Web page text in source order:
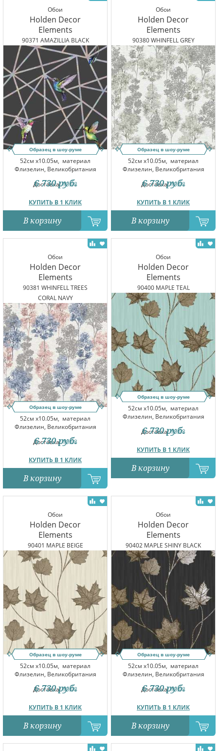
Обои
Holden Decor
Elements
90371 AMAZILLIA BLACK
Образец в шоу-руме
52см x10.05м, материал
Флизелин, Великобритания
Доставка:10.08
КУПИТЬ В 1 КЛИК
6 730 руб.
В корзину
Обои
Holden Decor
Elements
90380 WHINFELL GREY
Образец в шоу-руме
52см x10.05м, материал
Флизелин, Великобритания
Доставка:10.08
КУПИТЬ В 1 КЛИК
6 730 руб.
В корзину
Обои
Holden Decor
Elements
90381 WHINFELL TREES
CORAL NAVY
Образец в шоу-руме
52см x10.05м, материал
Флизелин, Великобритания
Доставка:10.08
КУПИТЬ В 1 КЛИК
6 730 руб.
В корзину
Обои
Holden Decor
Elements
90400 MAPLE TEAL
Образец в шоу-руме
52см x10.05м, материал
Флизелин, Великобритания
Доставка:10.08
КУПИТЬ В 1 КЛИК
6 730 руб.
В корзину
Обои
Holden Decor
Elements
90401 MAPLE BEIGE
Образец в шоу-руме
52см x10.05м, материал
Флизелин, Великобритания
Доставка:10.08
КУПИТЬ В 1 КЛИК
6 730 руб.
В корзину
Обои
Holden Decor
Elements
90402 MAPLE SHINY BLACK
Образец в шоу-руме
52см x10.05м, материал
Флизелин, Великобритания
Доставка:10.08
КУПИТЬ В 1 КЛИК
6 730 руб.
В корзину